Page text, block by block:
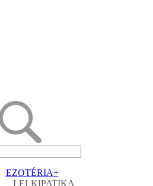
EZOTÉRIA+
LELKIPATIKA